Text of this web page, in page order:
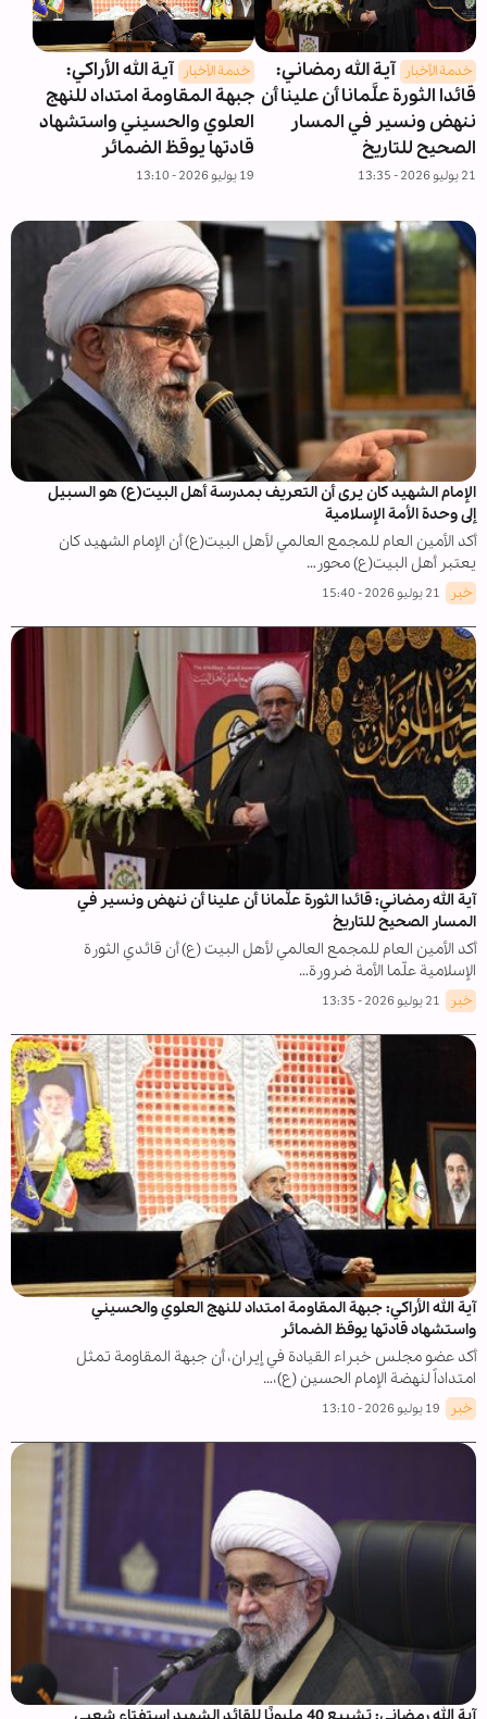
خدمة الأخبار
آية الله رمضاني:
قائدا الثورة علَّمانا أن علينا أن
ننهض ونسير في المسار
الصحيح للتاريخ
21 يوليو 2026 - 13:35
خدمة الأخبار
آية الله الأراكي:
جبهة المقاومة امتداد للنهج
العلوي والحسيني واستشهاد
قادتها يوقظ الضمائر
19 يوليو 2026 - 13:10
الإمام الشهيد كان يرى أن التعريف بمدرسة أهل البيت(ع) هو السبيل
إلى وحدة الأمة الإسلامية
أكد الأمين العام للمجمع العالمي لأهل البيت(ع) أن الإمام الشهيد كان
يعتبر أهل البيت(ع) محور…
خبر 21 يوليو 2026 - 15:40
آية الله رمضاني: قائدا الثورة علَّمانا أن علينا أن ننهض ونسير في
المسار الصحيح للتاريخ
أكد الأمين العام للمجمع العالمي لأهل البيت (ع) أن قائدي الثورة
الإسلامية علّما الأمة ضرورة…
خبر 21 يوليو 2026 - 13:35
آية الله الأراكي: جبهة المقاومة امتداد للنهج العلوي والحسيني
واستشهاد قادتها يوقظ الضمائر
أكد عضو مجلس خبراء القيادة في إيران، أن جبهة المقاومة تمثل
امتداداً لنهضة الإمام الحسين (ع)،…
خبر 19 يوليو 2026 - 13:10